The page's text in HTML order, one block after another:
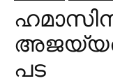
പട